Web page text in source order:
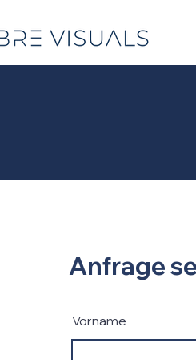
Anfrage
Vorname